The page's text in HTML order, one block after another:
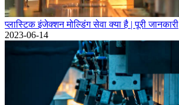
प्लास्टिक इंजेक्शन मोल्डिंग सेवा क्या है | पूरी जानकारी
2023-06-14